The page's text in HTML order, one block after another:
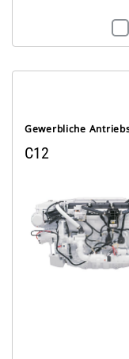
Gewerbliche
C12